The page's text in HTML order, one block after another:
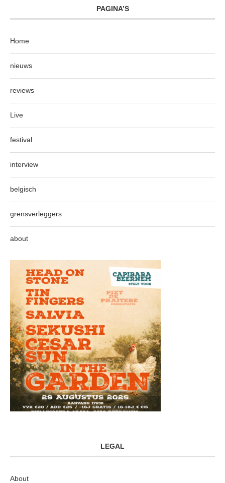
PAGINA’S
Home
nieuws
reviews
Live
festival
interview
belgisch
grensverleggers
about
LEGAL
About